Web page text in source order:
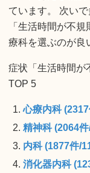
ています。 次い
「生活時間が不
療科を選ぶのが良
症状「生活時間が
TOP 5
心療内科
精神科 (2064
内科 (1877件/
消化器内科